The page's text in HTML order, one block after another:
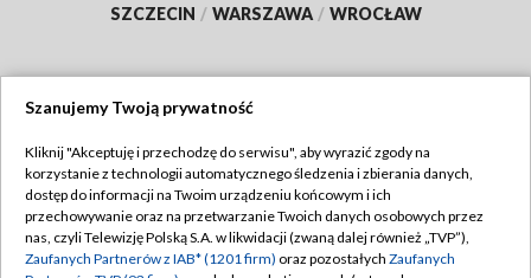
SZCZECIN / WARSZAWA / WROCŁAW
TVP
Abonament TVP
Emisja w TVP
Regulamin TVP
Polityka prywatności
Szanujemy Twoją prywatność
Kliknij "Akceptuję i przechodzę do serwisu", aby wyrazić zgody na
korzystanie z technologii automatycznego śledzenia i zbierania danych,
dostęp do informacji na Twoim urządzeniu końcowym i ich
przechowywanie oraz na przetwarzanie Twoich danych osobowych przez
nas, czyli Telewizję Polską S.A. w likwidacji (zwaną dalej również „TVP”),
Zaufanych Partnerów z IAB* (1201 firm) oraz pozostałych Zaufanych